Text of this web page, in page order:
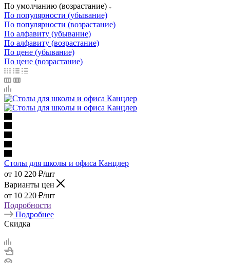
По умолчанию (возрастание)
По популярности (убывание)
По популярности (возрастание)
По алфавиту (убывание)
По алфавиту (возрастание)
По цене (убывание)
По цене (возрастание)
Столы для школы и офиса Канцлер
от 10 220 ₽/шт
Варианты цен
от 10 220 ₽/шт
Подробности
Подробнее
Скидка